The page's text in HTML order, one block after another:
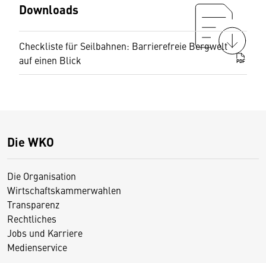
Downloads
Checkliste für Seilbahnen: Barrierefreie Bergwelt
auf einen Blick
PDF
Die WKO
Die Organisation
Wirtschaftskammerwahlen
Transparenz
Rechtliches
Jobs und Karriere
Medienservice